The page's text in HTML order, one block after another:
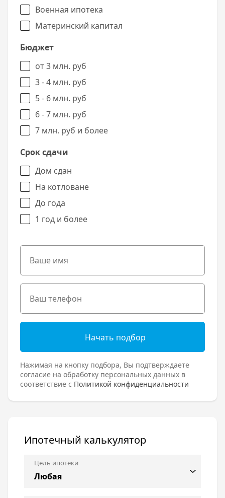
Военная ипотека
Материнский капитал
Бюджет
от 3 млн. руб
3 - 4 млн. руб
5 - 6 млн. руб
6 - 7 млн. руб
7 млн. руб и более
Срок сдачи
Дом сдан
На котловане
До года
1 год и более
Начать подбор
Нажимая на кнопку подбора, Вы подтверждаете
согласие на обработку персональных данных в
соответствие с Политикой конфиденциальности
Ипотечный калькулятор
Цель ипотеки